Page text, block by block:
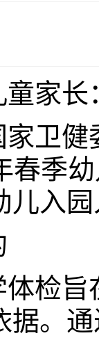
家长
卫
春季
儿入
检
据。